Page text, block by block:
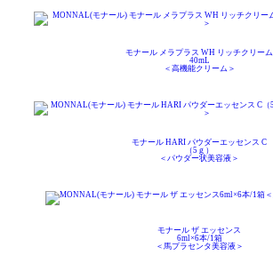
モナール メラプラス WH リッチクリーム
40mL
＜高機能クリーム＞
モナール HARI パウダーエッセンス C
（5ｇ）
＜パウダー状美容液＞
モナール ザ エッセンス
6ml×6本/1箱
＜馬プラセンタ美容液＞